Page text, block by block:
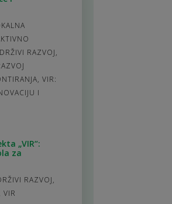
RAZVOJ,
, VIR:
I
„VIR“:
za
RAZVOJ,
VIR